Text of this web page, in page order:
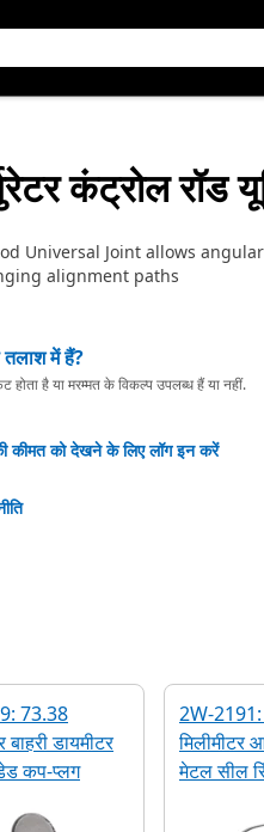
कंट्रोल रॉड
Universal Joint allows
alignment paths
तलाश में हैं?
है या मरम्मत के विकल्प उपलब्ध हैं या नहीं.
कीमत को देखने के लिए लॉग इन करें
73.38
बाहरी डायमीटर
कप-प्लग
2W-
मिलीमीटर
मेटल सील